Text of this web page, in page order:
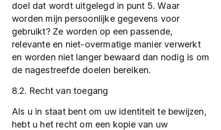
doel dat wordt uitgelegd in punt 5. Waar
worden mijn persoonlijke gegevens voor
gebruikt? Ze worden op een passende,
relevante en niet-overmatige manier verwerkt
en worden niet langer bewaard dan nodig is om
de nagestreefde doelen bereiken.
8.2. Recht van toegang
Als u in staat bent om uw identiteit te bewijzen,
hebt u het recht om een kopie van uw